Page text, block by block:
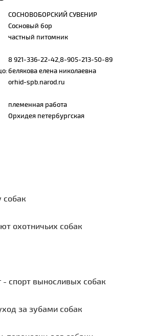
СОСНОВОБОРСКИЙ СУВЕНИР
Сосновый бор
частный питомник
8 921-336-22-42,8-905-213-50-89
белякова елена николаевна
orhid-spb.narod.ru
племенная работа
Орхидея петербургская
собак
охотничьих собак
- спорт выносливых собак
за зубами собак